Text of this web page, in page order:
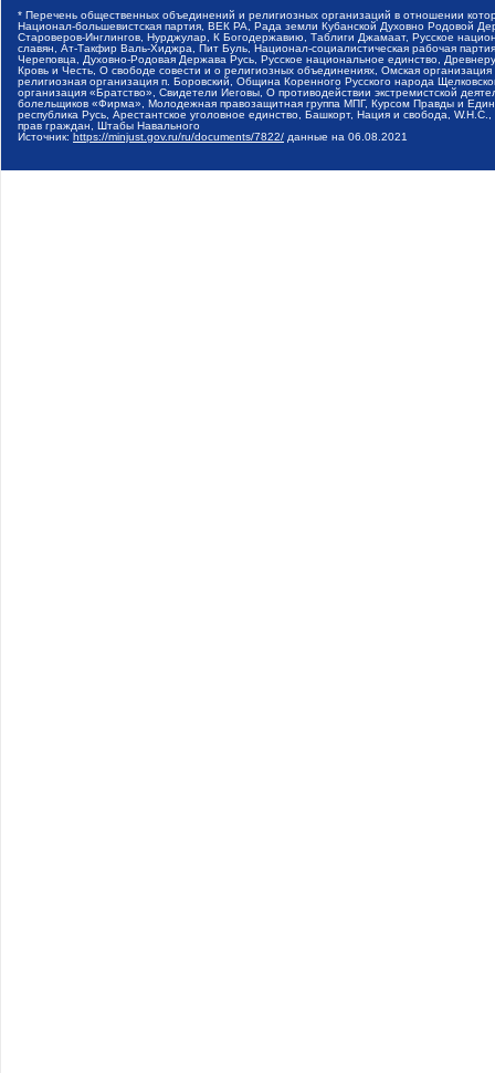
* Перечень общественных объединений и религиозных организаций в отношении
Национал-большевистская партия, ВЕК РА, Рада земли Кубанской Духовно Родовой
Староверов-Инглингов, Нурджулар, К Богодержавию, Таблиги Джамаат, Русское
славян, Ат-Такфир Валь-Хиджра, Пит Буль, Национал-социалистическая рабочая
Череповца, Духовно-Родовая Держава Русь, Русское национальное единство,
Кровь и Честь, О свободе совести и о религиозных объединениях, Омская
религиозная организация п. Боровский, Община Коренного Русского народа
организация «Братство», Свидетели Иеговы, О противодействии экстремистской
болельщиков «Фирма», Молодежная правозащитная группа МПГ, Курсом Правды и
республика Русь, Арестантское уголовное единство, Башкорт, Нация и свобода,
прав граждан, Штабы Навального
Источник: https://minjust.gov.ru/ru/documents/7822/ данные на 06.08.2021